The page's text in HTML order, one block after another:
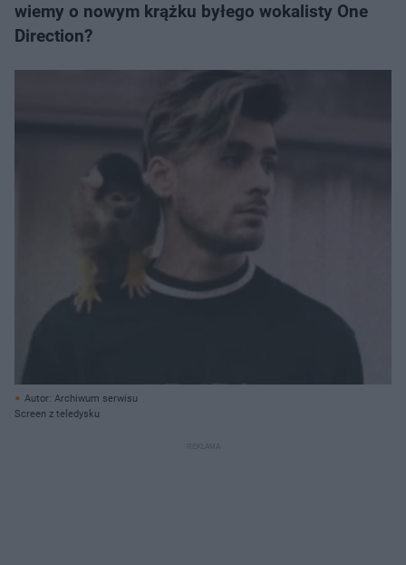
wiemy o nowym krążku byłego wokalisty One
Direction?
Autor: Archiwum serwisu
Screen z teledysku